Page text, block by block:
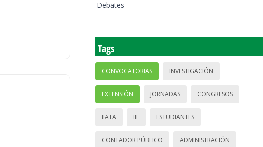
Debates
Tags
CONVOCATORIAS INVESTIGACIÓN
EXTENSIÓN JORNADAS CONGRESOS
IIATA IIE ESTUDIANTES
CONTADOR PÚBLICO ADMINISTRACIÓN